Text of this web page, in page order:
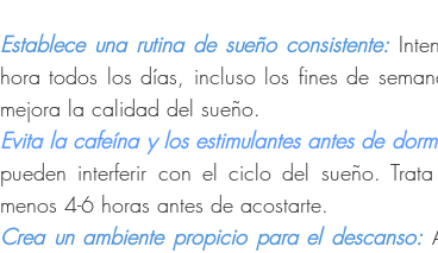
Establece una rutina de sueño consistente:
hora todos los días, incluso los fines de
mejora la calidad del sueño.
Evita la cafeína y los estimulantes antes de
pueden interferir con el ciclo del sueño.
menos 4-6 horas antes de acostarte.
Crea un ambiente propicio para el descanso: